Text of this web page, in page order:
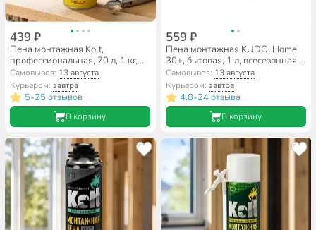
439 ₽
Пена монтажная Kolt,
профессиональная, 70 л, 1 кг,
летняя, K10S70+
Самовывоз: 13 августа
Курьером:завтра
5•25 отзывов
В корзину
559 ₽
Пена монтажная KUDO, Home
30+, бытовая, 1 л, всесезонная,
KUPH10U30+
Самовывоз: 13 августа
Курьером: завтра
4.8•24 отзыва
В корзину